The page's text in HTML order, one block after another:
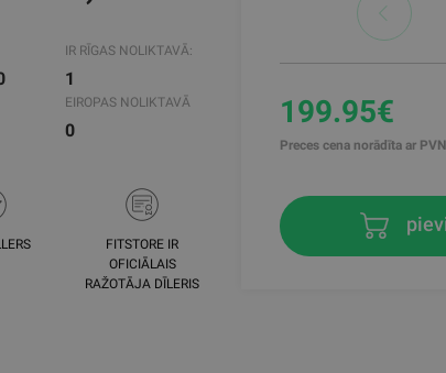
IR RĪGAS NOLIKTAVĀ:
1
EIROPAS NOLIKTAVĀ
0
FITSTORE IR
OFICIĀLAIS
RAŽOTĀJA DĪLERIS
199.95€
Preces cena norādīta ar PVN